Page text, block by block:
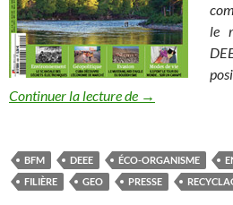
le
Continuer la lecture de Madame
→
BFM DEEE ÉCO-ORGANISME
FILIÈRE
GEO PRESSE